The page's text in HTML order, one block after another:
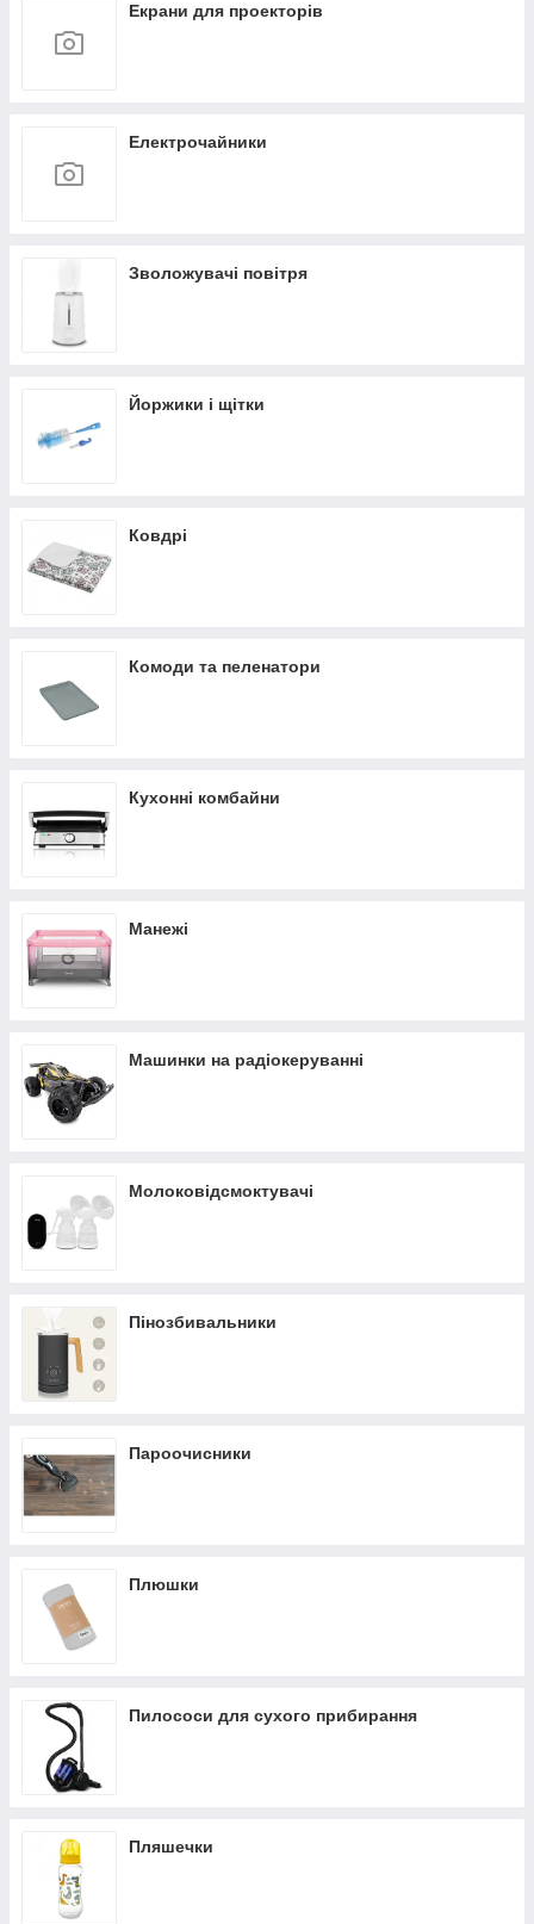
Екрани для проекторів
Електрочайники
Зволожувачі повітря
Йоржики і щітки
Ковдрі
Комоди та пеленатори
Кухонні комбайни
Манежі
Машинки на радіокеруванні
Молоковідсмоктувачі
Пінозбивальники
Пароочисники
Плюшки
Пилососи для сухого прибирання
Пляшечки